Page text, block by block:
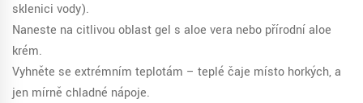
sklenici vody).
Naneste na citlivou oblast gel s aloe vera nebo přírodní aloe
krém.
Vyhněte se extrémním teplotám – teplé čaje místo horkých, a
jen mírně chladné nápoje.